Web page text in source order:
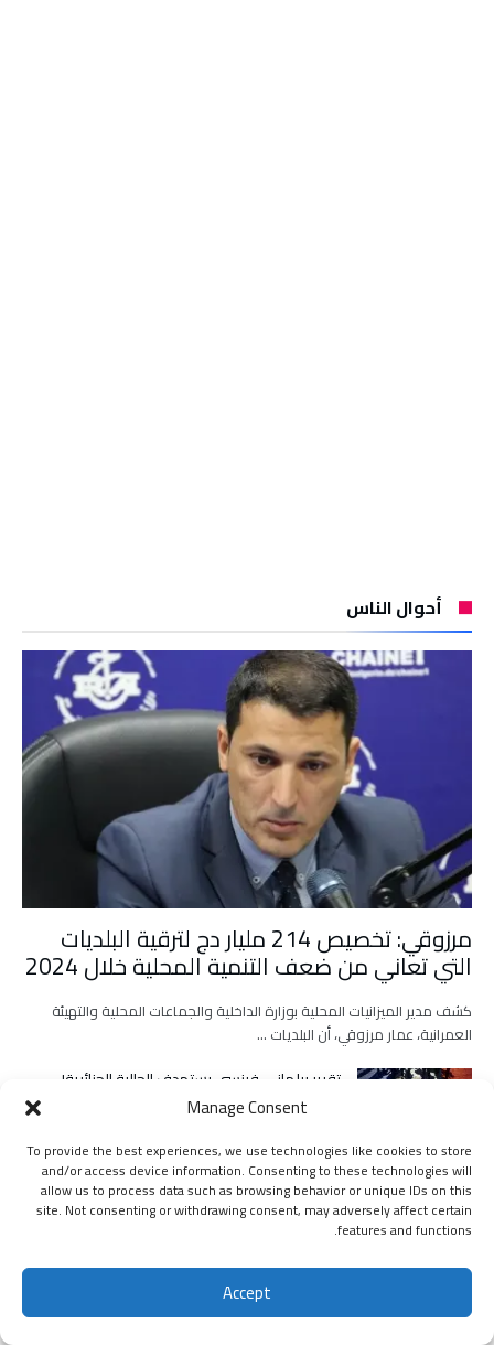
Manage Consent
To provide the best experiences, we use technologies like cookies to store
and/or access device information. Consenting to these technologies will
allow us to process data such as browsing behavior or unique IDs on this
site. Not consenting or withdrawing consent, may adversely affect certain
features and functions.
Accept
أحوال الناس
مرزوقي: تخصيص 214 مليار دج لترقية البلديات
التي تعاني من ضعف التنمية المحلية خلال 2024
كشف مدير الميزانيات المحلية بوزارة الداخلية والجماعات المحلية والتهيئة
العمرانية، عمار مرزوقي، أن البلديات …
تقرير برلماني فرنسي يستهدف الجالية الجزائرية!
قنصلية جديدة للجزائر في سان فرانسيسكو
62.85 % نسبة النجاح في امتحان شهادة التعليم
المتوسط